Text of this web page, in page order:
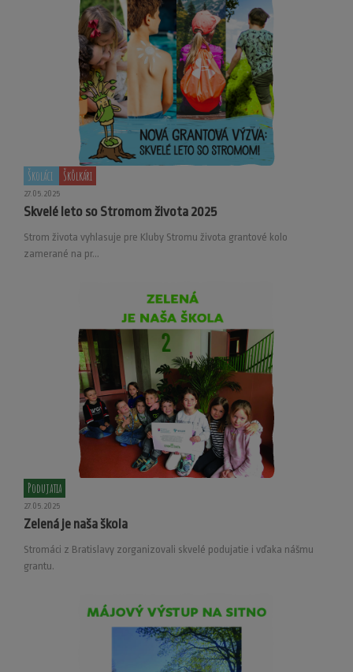
Školáci Škôlkári
27.05.2025
Skvelé leto so Stromom života 2025
Strom života vyhlasuje pre Kluby Stromu života grantové kolo
zamerané na pr...
Podujatia
27.05.2025
Zelená je naša škola
Stromáci z Bratislavy zorganizovali skvelé podujatie i vďaka nášmu
grantu.